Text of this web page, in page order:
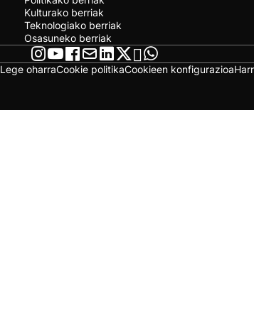
Kulturako berriak
Teknologiako berriak
Osasuneko berriak
Lege oharraCookie politikaCookieen konfigurazioa